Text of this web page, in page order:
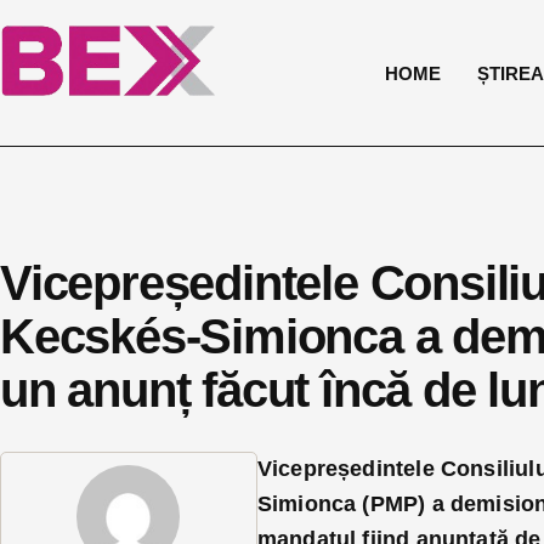
HOME
Vicepreședintele
Kecskés-Simionca a
un anunț făcut încă de
Vicepreședintele
Simionca (PMP) a
mandatul fiind anunțată